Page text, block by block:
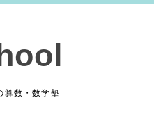
算数・数学塾